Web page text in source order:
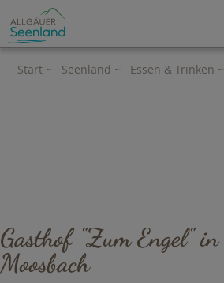
Start ~ Seenland ~ Essen & Trinken ~
Gasthof "Zum Engel" in
Moosbach